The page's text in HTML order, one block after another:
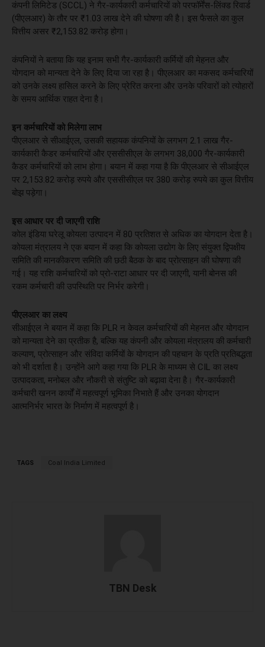
कंपनी लिमिटेड (SCCL) ने गैर-कार्यकारी कर्मचारियों को परफॉर्मेंस-लिंक्ड रिवार्ड
(पीएलआर) के तौर पर ₹1.03 लाख देने की घोषणा की है। इस फैसले का कुल
वित्तीय असर ₹2,153.82 करोड़ होगा।
कंपनियों ने बताया कि यह इनाम सभी गैर-कार्यकारी कर्मियों की मेहनत और
योगदान को मान्यता देने के लिए दिया जा रहा है। पीएलआर का मकसद कर्मचारियों
को उनके लक्ष्य हासिल करने के लिए प्रेरित करना और उनके परिवारों को त्योहारों
के समय आर्थिक राहत देना है।
इन कर्मचारियों को मिलेगा लाभ
पीएलआर से सीआईएल, उसकी सहायक कंपनियों के लगभग 2.1 लाख गैर-
कार्यकारी कैडर कर्मचारियों और एससीसीएल के लगभग 38,000 गैर-कार्यकारी
कैडर कर्मचारियों को लाभ होगा। बयान में कहा गया है कि पीएलआर से सीआईएल
पर 2,153.82 करोड़ रुपये और एससीसीएल पर 380 करोड़ रुपये का कुल वित्तीय
बोझ पड़ेगा।
इस आधार पर दी जाएगी राशि
कोल इंडिया घरेलू कोयला उत्पादन में 80 प्रतिशत से अधिक का योगदान देता है।
कोयला मंत्रालय ने एक बयान में कहा कि कोयला उद्योग के लिए संयुक्त द्विपक्षीय
समिति की मानकीकरण समिति की छठी बैठक के बाद प्रोत्साहन की घोषणा की
गई। यह राशि कर्मचारियों को प्रो-राटा आधार पर दी जाएगी, यानी बोनस की
रकम कर्मचारी की उपस्थिति पर निर्भर करेगी।
पीएलआर का लक्ष्य
सीआईएल ने बयान में कहा कि PLR न केवल कर्मचारियों की मेहनत और योगदान
को मान्यता देने का प्रतीक है, बल्कि यह कंपनी और कोयला मंत्रालय की कर्मचारी
कल्याण, प्रोत्साहन और संविदा कर्मियों के योगदान की पहचान के प्रति प्रतिबद्धता
को भी दर्शाता है। उन्होंने आगे कहा गया कि PLR के माध्यम से CIL का लक्ष्य
उत्पादकता, मनोबल और नौकरी से संतुष्टि को बढ़ावा देना है। गैर-कार्यकारी
कर्मचारी खनन कार्यों में महत्वपूर्ण भूमिका निभाते हैं और उनका योगदान
आत्मनिर्भर भारत के निर्माण में महत्वपूर्ण है।
TAGS Coal India Limited
TBN Desk